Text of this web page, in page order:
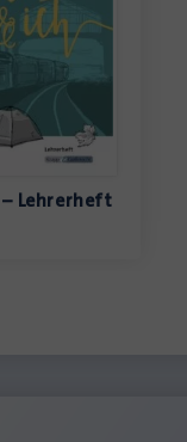
– Lehrerheft